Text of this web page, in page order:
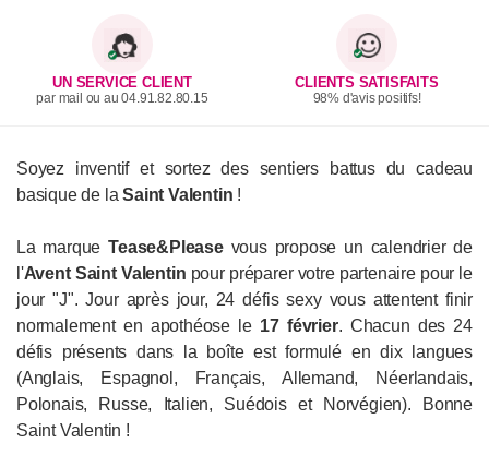
UN SERVICE CLIENT
par mail ou au 04.91.82.80.15
CLIENTS SATISFAITS
98% d'avis positifs!
Soyez inventif et sortez des sentiers battus du cadeau
basique de laSaint Valentin !
La marqueTease&Pleasevous propose un calendrier de
l'Avent Saint Valentin pour préparer votre partenaire pour le
jour "J". Jour après jour, 24 défis sexy vous attentent finir
normalement en apothéose le 17 février. Chacun des 24
défis présents dans la boîte est formulé en dix langues
(Anglais, Espagnol, Français, Allemand, Néerlandais,
Polonais, Russe, Italien, Suédois et Norvégien). Bonne
Saint Valentin !